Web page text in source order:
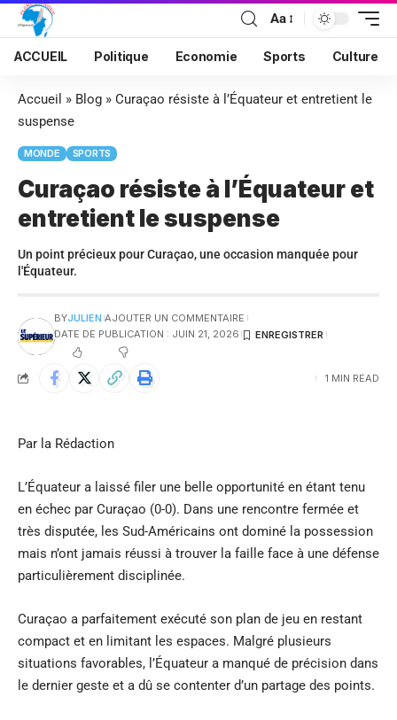
Aa
ACCUEIL Politique Economie Sports Culture
Accueil » Blog » Curaçao résiste à l’Équateur et entretient le
suspense
MONDE SPORTS
Curaçao résiste à l’Équateur et
entretient le suspense
Un point précieux pour Curaçao, une occasion manquée pour
l'Équateur.
BYJULIEN AJOUTER UN COMMENTAIRE
DATE DE PUBLICATION : JUIN 21, 2026
1 MIN READ
Par la Rédaction
L’Équateur a laissé filer une belle opportunité en étant tenu
en échec par Curaçao (0-0). Dans une rencontre fermée et
très disputée, les Sud-Américains ont dominé la possession
mais n’ont jamais réussi à trouver la faille face à une défense
particulièrement disciplinée.
Curaçao a parfaitement exécuté son plan de jeu en restant
compact et en limitant les espaces. Malgré plusieurs
situations favorables, l’Équateur a manqué de précision dans
le dernier geste et a dû se contenter d’un partage des points.